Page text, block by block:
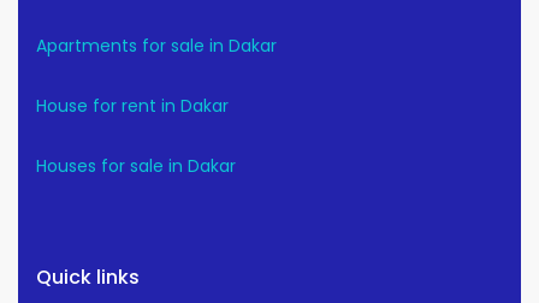
Apartments for sale in Dakar
House for rent in Dakar
Houses for sale in Dakar
Quick links